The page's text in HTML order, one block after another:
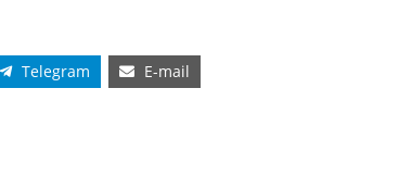
Telegram E-mail